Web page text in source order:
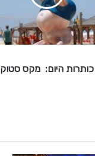
כותרות היום: מקס סטוק